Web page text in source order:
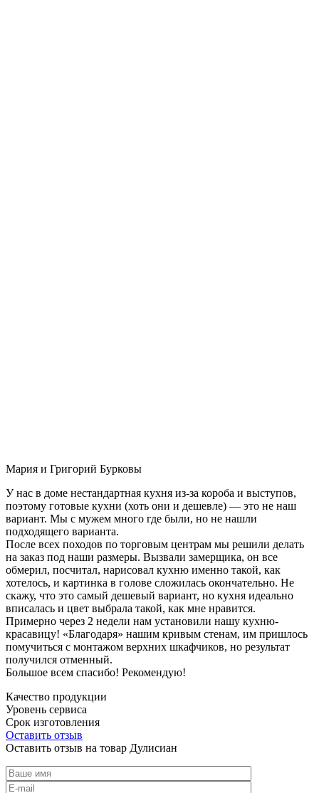
Мария и Григорий Бурковы
У нас в доме нестандартная кухня из-за короба и выступов,
поэтому готовые кухни (хоть они и дешевле) — это не наш
вариант. Мы с мужем много где были, но не нашли
подходящего варианта.
После всех походов по торговым центрам мы решили делать
на заказ под наши размеры. Вызвали замерщика, он все
обмерил, посчитал, нарисовал кухню именно такой, как
хотелось, и картинка в голове сложилась окончательно. Не
скажу, что это самый дешевый вариант, но кухня идеально
вписалась и цвет выбрала такой, как мне нравится.
Примерно через 2 недели нам установили нашу кухню-
красавицу! «Благодаря» нашим кривым стенам, им пришлось
помучиться с монтажом верхних шкафчиков, но результат
получился отменный.
Большое всем спасибо! Рекомендую!
Качество продукции
Уровень сервиса
Срок изготовления
Оставить отзыв
Оставить отзыв на товар Дулисиан